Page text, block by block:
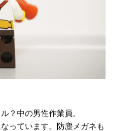
？中の男性作業員。
っています。防塵メガネも